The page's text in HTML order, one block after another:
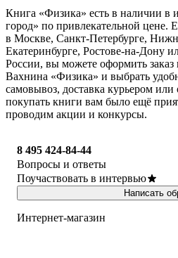
Книга «Физика» есть в наличии в
город» по привлекательной цене.
в Москве, Санкт-Петербурге,
Екатеринбурге, Ростове-на-Дону
России, вы можете оформить заказ
Вахнина «Физика» и выбрать
самовывоз, доставка курьером
покупать книги вам было ещё
проводим акции и конкурсы.
8 495 424-84-44
Вопросы и ответы
Поучаствовать в интервью
Написать
Интернет-магазин